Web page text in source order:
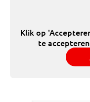
Klik op
te